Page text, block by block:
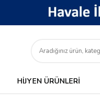
HIJYEN ÜRÜNLERI